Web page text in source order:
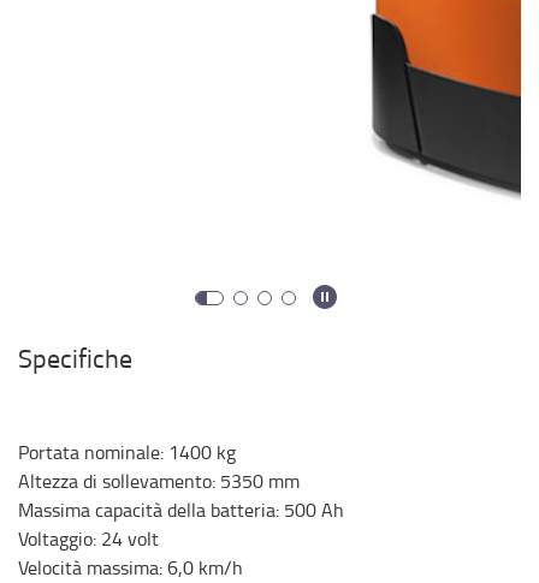
Specifiche
Portata nominale: 1400 kg
Altezza di sollevamento: 5350 mm
Massima capacità della batteria: 500Ah
Voltaggio: 24volt
Velocità massima:6,0 km/h